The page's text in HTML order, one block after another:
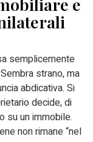
semplicemente
strano, ma
abdicativa. Si
decide, di
su un immobile.
non rimane “nel